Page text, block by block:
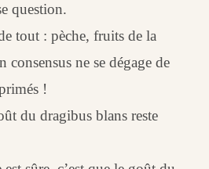
question.
tout : pèche, fruits de la
ne se dégage de
!
du dragibus blans reste